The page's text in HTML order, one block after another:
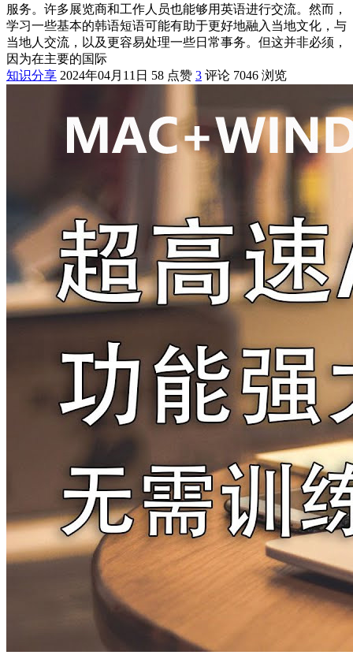
服务。许多展览商和工作人员也能够用英语进行交流。然而，
学习一些基本的韩语短语可能有助于更好地融入当地文化，与
当地人交流，以及更容易处理一些日常事务。但这并非必须，
因为在主要的国际
知识分享 2024年04月11日 58 点赞 3 评论 7046 浏览